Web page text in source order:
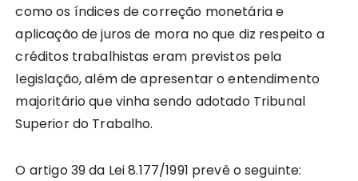
como os índices de correção monetária e
aplicação de juros de mora no que diz respeito a
créditos trabalhistas eram previstos pela
legislação, além de apresentar o entendimento
majoritário que vinha sendo adotado Tribunal
Superior do Trabalho.
O artigo 39 da Lei 8.177/1991 prevê o seguinte: